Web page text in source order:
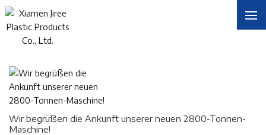
Sie Befinden Sich In :
Wir begrüßen die Ankunft unserer neuen 2800-Tonnen-
Maschine!